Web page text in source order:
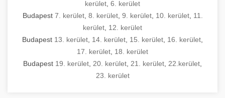
kerület 6. kerület
Budapest 7. kerület, 8. kerület, 9. kerület, 10. kerület, 11.
kerület 12. kerület
Budapest 13. kerület 14. kerület 15. kerület 16. kerület
17. kerület 18. kerület
Budapest 19. kerület 20. kerület 21. kerület 22.kerület
23. kerület